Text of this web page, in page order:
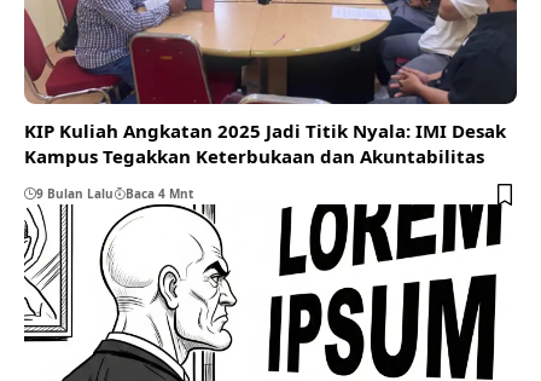
KIP Kuliah Angkatan 2025 Jadi Titik Nyala: IMI Desak
Kampus Tegakkan Keterbukaan dan Akuntabilitas
9 Bulan Lalu Baca 4 Mnt